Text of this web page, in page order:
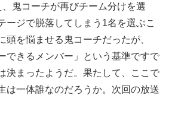
鬼コーチが再びチーム分けを選
ージで脱落してしまう1名を選ぶこ
頭を悩ませる鬼コーチだったが、
できるメンバー」という基準ですで
決まったようだ。果たして、ここで
は一体誰なのだろうか。次回の放送